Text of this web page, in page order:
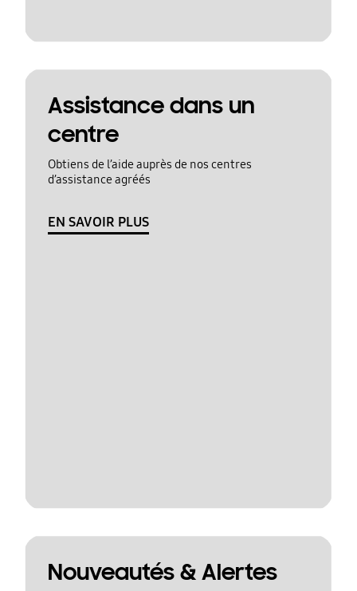
Assistance dans un
centre
Obtiens de l’aide auprès de nos centres
d’assistance agréés
EN SAVOIR PLUS
Nouveautés & Alertes